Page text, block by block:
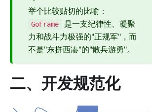
举个比较贴切的比喻：
GoFrame
是一支纪律性、凝聚
力和战斗力极强的"正规军"，而
不是"东拼西凑"的"散兵游勇"。
二、开发规范化